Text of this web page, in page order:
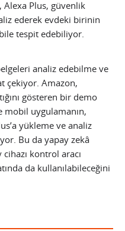
Plus, güvenlik
ederek evdeki birinin
tespit edebiliyor.
analiz edebilme ve
çekiyor. Amazon,
gösteren bir demo
mobil uygulamanın,
yükleme ve analiz
Bu da yapay zekâ
kontrol aracı
da kullanılabileceğini